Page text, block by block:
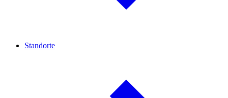
Standorte